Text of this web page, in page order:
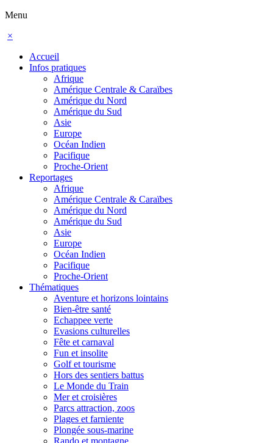
Menu
×
Accueil
Infos pratiques
Afrique
Amérique Centrale & Caraïbes
Amérique du Nord
Amérique du Sud
Asie
Europe
Océan Indien
Pacifique
Proche-Orient
Reportages
Afrique
Amérique Centrale & Caraïbes
Amérique du Nord
Amérique du Sud
Asie
Europe
Océan Indien
Pacifique
Proche-Orient
Thématiques
Aventure et horizons lointains
Bien-être santé
Echappee verte
Evasions culturelles
Fête et carnaval
Fun et insolite
Golf et tourisme
Hors des sentiers battus
Le Monde du Train
Mer et croisières
Parcs attraction, zoos
Plages et farniente
Plongée sous-marine
Rando et montagne